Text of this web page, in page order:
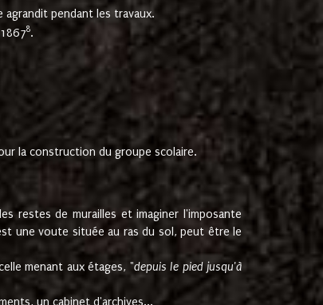
pendant les travaux.
8.
la construction du groupe scolaire.
restes de murailles et imaginer l'imposante
une voute située au ras du sol, peut être le
menant aux étages, "depuis le pied jusqu'à
un cabinet d'archives...